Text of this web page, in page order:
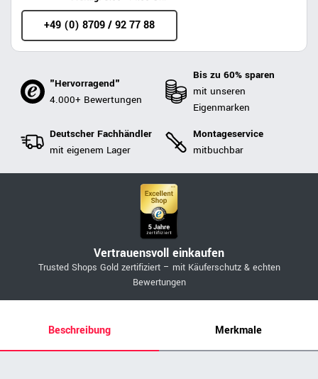
+49 (0) 8709 / 92 77 88
"Hervorragend"
4.000+ Bewertungen
Bis zu 60% sparen
mit unseren
Eigenmarken
Deutscher Fachhändler
mit eigenem Lager
Montageservice
mitbuchbar
Vertrauensvoll einkaufen
Trusted Shops Gold zertifiziert – mit Käuferschutz & echten
Bewertungen
Beschreibung Merkmale